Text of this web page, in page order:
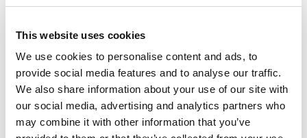
This website uses cookies
We use cookies to personalise content and ads, to
provide social media features and to analyse our traffic.
We also share information about your use of our site with
our social media, advertising and analytics partners who
may combine it with other information that you’ve